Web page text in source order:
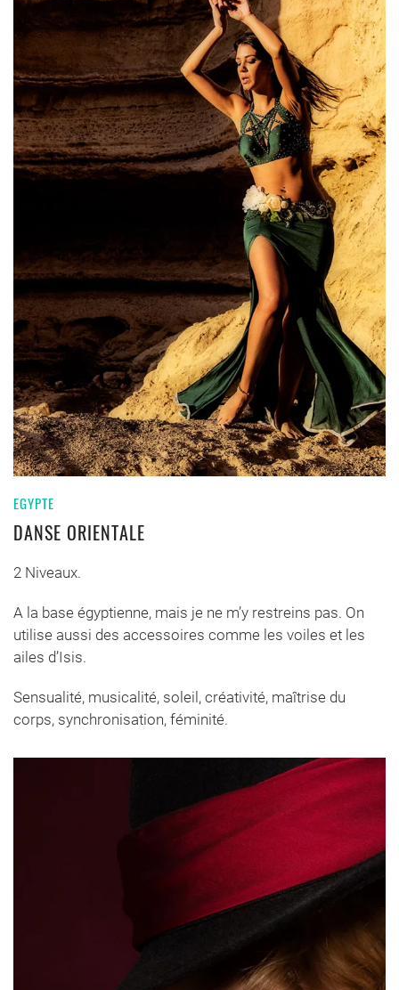
EGYPTE
DANSE ORIENTALE
2 Niveaux.
A la base égyptienne, mais je ne m’y restreins pas. On
utilise aussi des accessoires comme les voiles et les
ailes d’Isis.
Sensualité, musicalité, soleil, créativité, maîtrise du
corps, synchronisation, féminité.